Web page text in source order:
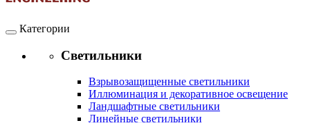
Категории
Светильники
Взрывозащищенные светильники
Иллюминация и декоративное освещение
Ландшафтные светильники
Линейные светильники